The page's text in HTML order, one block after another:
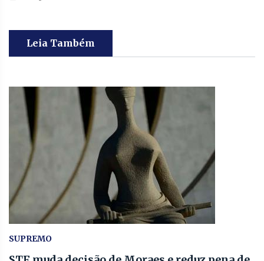
Leia Também
SUPREMO